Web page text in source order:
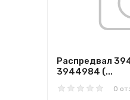
Распредвал
3944984 (...
0